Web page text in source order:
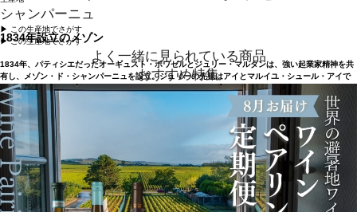
1834年設立のメゾン
1834年、パティシエだったオーギュスト・ボワゼルとジュリー・マルタンは、強い起業家精神を共
有し、メゾン・ド・シャンパーニュを設立。ジュリーの先祖はアイとマルイユ・シュール・アイで
ワインを醸造していました。二人はエペルネを事業の拠点に選び、メゾンを「ボワゼル・マルタ
ン」と命名。1865年 、息子のエドゥアールが初めてのブリュットを手がけ、グラン・ミレジムを造
りました。そのうちの何本かは現在も、カーヴの奥深く「宝物」と名づけられた蔵に眠っていま
す。1920年、ジュールが父の後を継ぎ、海外取引を拡大。戦後、ルネが会社を継ぎ、試練の時代を
迎えます。1972年 、悲しいことにルネと息子のエリックが亡くなり、妻エリカは敢然と会社を継ぎ
ました。娘エヴリーヌと娘婿クリストフも経営に加わり、1984年、エヴリーヌが社長となりまし
た。
シャンパーニュ
▶︎ この生産地でさがす
▶︎ この生産地でさがす
よく一緒に見られている商品
おすすめ特集